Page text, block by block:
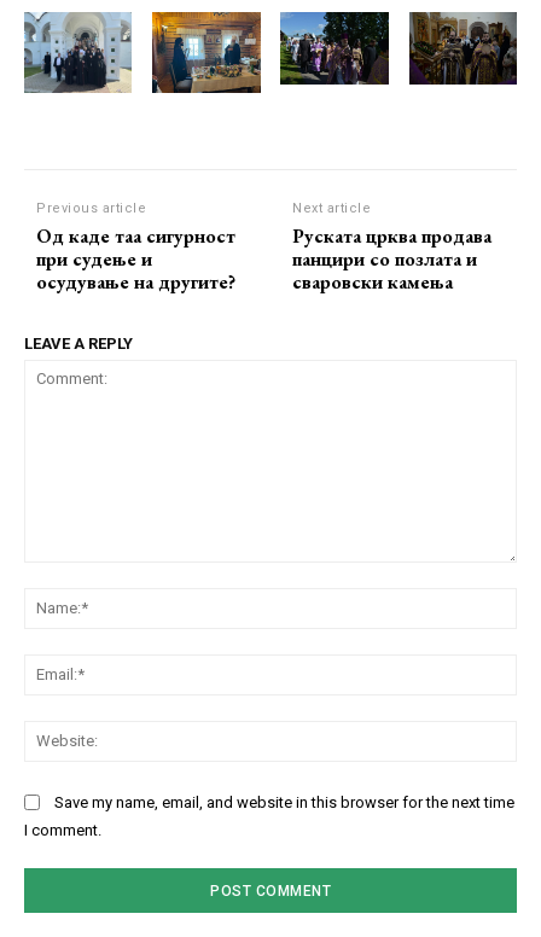
Previous article
Од каде таа сигурност
при судење и
осудување на другите?
Next article
Руската црква продава
панцири со позлата и
сваровски камења
LEAVE A REPLY
Save my name, email, and website in this browser for the next time
I comment.